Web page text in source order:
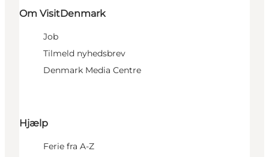
Om VisitDenmark
Job
Tilmeld nyhedsbrev
Denmark Media Centre
Hjælp
Ferie fra A-Z